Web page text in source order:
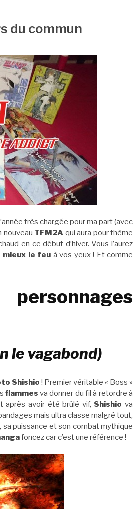
du commun
très chargée pour ma part (avec
nouveau TFM2A qui aura pour thème
en ce début d’hiver. Vous l’aurez
le feu à vos yeux ! Et comme
le vagabond)
Shishio ! Premier véritable « Boss »
flammes va donner du fil à retordre à
après avoir été brûlé vif, Shishio va
mais ultra classe malgré tout,
sa puissance et son combat mythique
foncez car c’est une référence !